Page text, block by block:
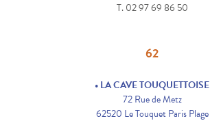
T. 02 97 69 86 50
62
• LA CAVE TOUQUETTOISE
72 Rue de Metz
62520 Le Touquet Paris Plage